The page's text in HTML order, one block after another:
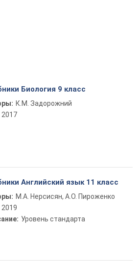
Биология 9 класс
К.М. Задорожний
2017
Английский язык 11 класс
М.А. Нерсисян, А.О. Пироженко
2019
Уровень стандарта